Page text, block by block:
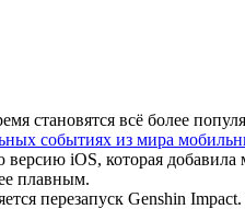
становятся всё более
событиях из мира
версию iOS, которая
плавным.
перезапуск Genshin